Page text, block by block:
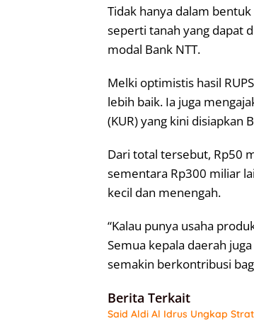
Tidak hanya dalam
seperti tanah yang dapat
modal Bank NTT.
Melki optimistis hasil
lebih baik. Ia juga
(KUR) yang kini disiapkan
Dari total tersebut, Rp50
sementara Rp300 miliar
kecil dan menengah.
“Kalau punya usaha
Semua kepala daerah
semakin berkontribusi
Berita Terkait
Said Aldi Al Idrus Ungkap